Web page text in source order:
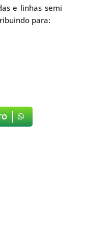
e linhas semi
para: